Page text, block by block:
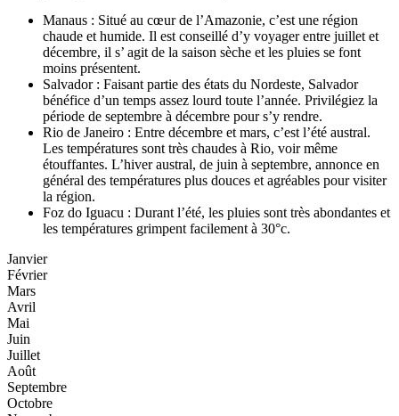
Manaus : Situé au cœur de l’Amazonie, c’est une région
chaude et humide. Il est conseillé d’y voyager entre juillet et
décembre, il s’ agit de la saison sèche et les pluies se font
moins présentent.
Salvador : Faisant partie des états du Nordeste, Salvador
bénéfice d’un temps assez lourd toute l’année. Privilégiez la
période de septembre à décembre pour s’y rendre.
Rio de Janeiro : Entre décembre et mars, c’est l’été austral.
Les températures sont très chaudes à Rio, voir même
étouffantes. L’hiver austral, de juin à septembre, annonce en
général des températures plus douces et agréables pour visiter
la région.
Foz do Iguacu : Durant l’été, les pluies sont très abondantes et
les températures grimpent facilement à 30°c.
Janvier
Février
Mars
Avril
Mai
Juin
Juillet
Août
Septembre
Octobre